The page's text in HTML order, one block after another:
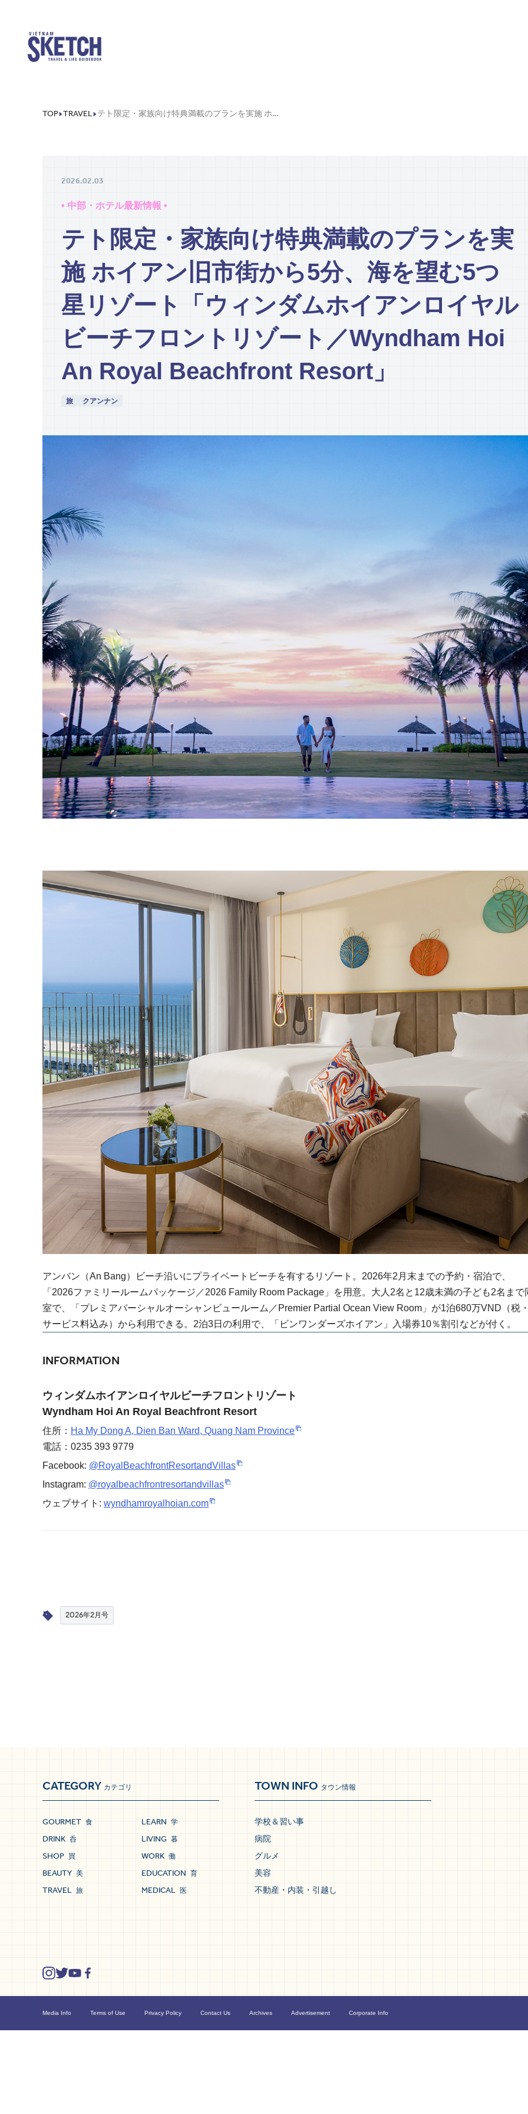
TOP TRAVEL テト限定・家族向け特典満載のプランを実施 ホイアン旧市街から5分、海を望む5つ星リゾート「ウィンダムホイアンロイヤルビーチフロントリゾート／WYNDHAM HOI AN ROYAL BEACHFRONT RESORT」
2026.02.03
• 中部・ホテル最新情報 •
テト限定・家族向け特典満載のプランを実
施 ホイアン旧市街から5分、海を望む5つ
星リゾート「ウィンダムホイアンロイヤル
ビーチフロントリゾート／Wyndham Hoi
An Royal Beachfront Resort」
旅 クアンナン
アンバン（An Bang）ビーチ沿いにプライベートビーチを有するリゾート。2026年2月末までの予約・宿泊で、
「2026ファミリールームパッケージ／2026 Family Room Package」を用意。大人2名と12歳未満の子ども2名まで
室で、「プレミアパーシャルオーシャンビュールーム／Premier Partial Ocean View Room」が1泊680万VND（税
サービス料込み）から利用できる。2泊3日の利用で、「ビンワンダーズホイアン」入場券10％割引などが付く。
INFORMATION
ウィンダムホイアンロイヤルビーチフロントリゾート
Wyndham Hoi An Royal Beachfront Resort
住所： Ha My Dong A, Dien Ban Ward, Quang Nam Province
電話：0235 393 9779
Facebook: @RoyalBeachfrontResortandVillas
Instagram: @royalbeachfrontresortandvillas
ウェブサイト: wyndhamroyalhoian.com
2026年2月号
CATEGORY カテゴリ
GOURMET 食
DRINK 呑
SHOP 買
BEAUTY 美
TRAVEL 旅
LEARN 学
LIVING 暮
WORK 働
EDUCATION 育
MEDICAL 医
TOWN INFO タウン情報
学校＆習い事
病院
グルメ
美容
不動産・内装・引越し
Media Info Terms of Use Privacy Policy Contact Us Archives Advertisement Corporate Info